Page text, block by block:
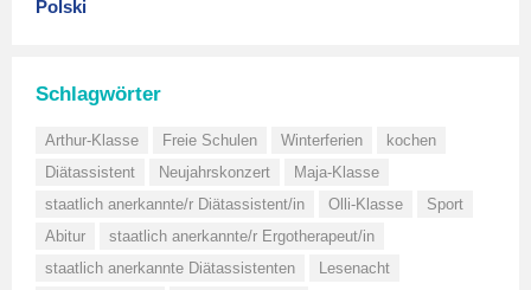
Polski
Schlagwörter
Arthur-Klasse Freie Schulen Winterferien
kochen
Diätassistent
Neujahrskonzert
Maja-Klasse
staatlich anerkannte/r Diätassistent/in
Olli-Klasse
Sport
Abitur
staatlich anerkannte/r Ergotherapeut/in
staatlich anerkannte Diätassistenten
Lesenacht